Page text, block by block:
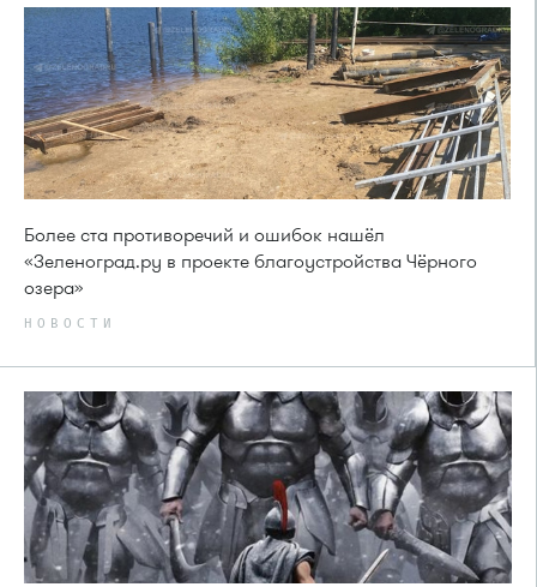
Более ста противоречий и ошибок нашёл
«Зеленоград.ру в проекте благоустройства Чёрного
озера»
НОВОСТИ